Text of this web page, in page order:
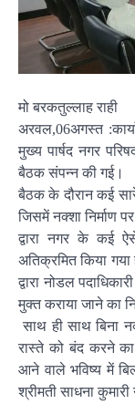
मो बरकतुल्लाह राही
अरवल,06अगस्त
मुख्य पार्षद नगर
बैठक संपन्न की गई।
बैठक के दौरान कई
जिसमें नक्शा निर्माण
द्वारा नगर के कई
अतिक्रमित किया
द्वारा नोडल
मुक्त कराया जाने का
साथ ही साथ बिना
रास्ते को बंद करने
आने वाले भविष्य में
श्रीमती साधना